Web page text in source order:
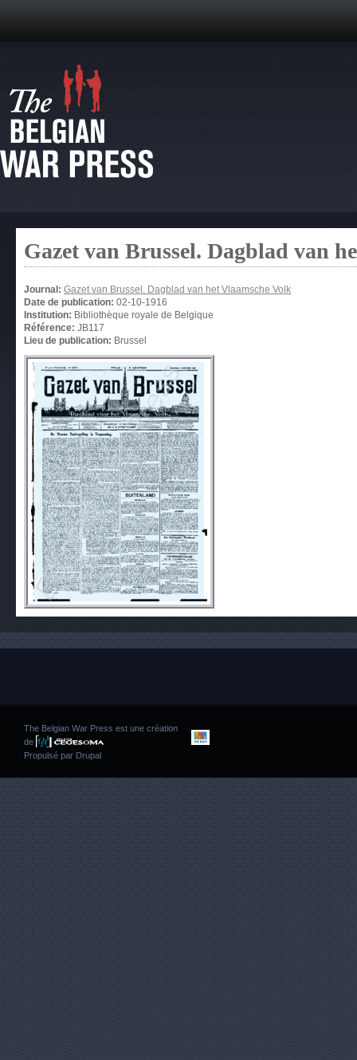
Gazet van Brussel. Dagblad van
Journal: Gazet van Brussel. Dagblad van het Vlaamsche Volk
Date de publication: 02-10-1916
Institution: Bibliothèque royale de Belgique
Référence: JB117
Lieu de publication: Brussel
The Belgian War Press est une création
de
Propulsé par Drupal